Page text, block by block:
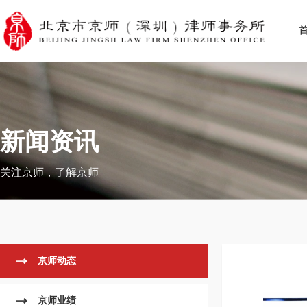
新闻资讯
关注京师，了解京师
京师动态
京师业绩